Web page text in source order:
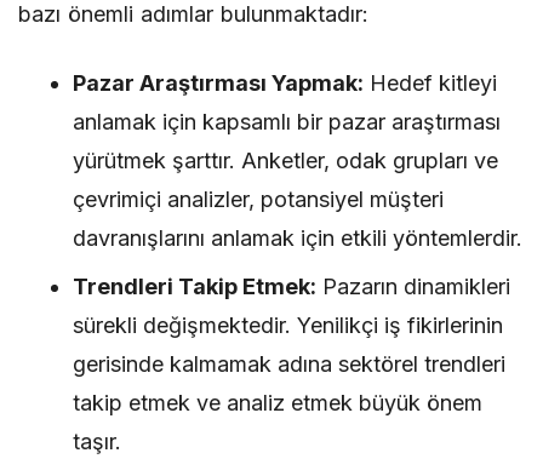
bazı önemli adımlar bulunmaktadır:
Pazar Araştırması Yapmak: Hedef kitleyi
anlamak için kapsamlı bir pazar araştırması
yürütmek şarttır. Anketler, odak grupları ve
çevrimiçi analizler, potansiyel müşteri
davranışlarını anlamak için etkili yöntemlerdir.
Trendleri Takip Etmek: Pazarın dinamikleri
sürekli değişmektedir. Yenilikçi iş fikirlerinin
gerisinde kalmamak adına sektörel trendleri
takip etmek ve analiz etmek büyük önem
taşır.